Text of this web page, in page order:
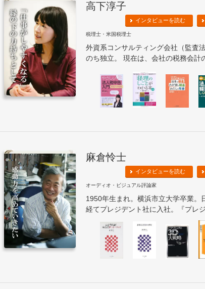
高下淳子
インタビューを読む
税理士・米国税理士
外資系コンサルティング会社（監査
のち独立。 現在は、会社の税務会計
麻倉怜士
インタビューを読む
オーディオ・ビジュアル評論家
1950年生まれ。横浜市立大学卒業。
経てプレジデント社に入社。『プレジ